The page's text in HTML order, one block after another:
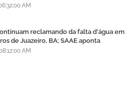
AM
reclamando da falta d'água em
de Juazeiro, BA; SAAE aponta
lavagem de filtros
AM